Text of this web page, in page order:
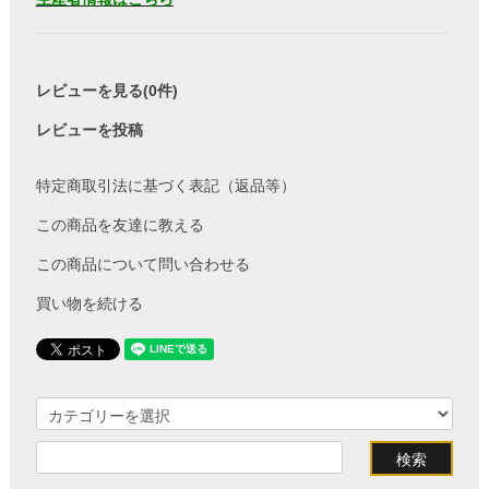
レビューを見る(0件)
レビューを投稿
特定商取引法に基づく表記（返品等）
この商品を友達に教える
この商品について問い合わせる
買い物を続ける